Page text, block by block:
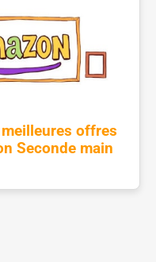
offres
Seconde main